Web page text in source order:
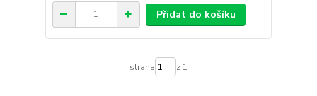
Přidat do košíku
strana z 1